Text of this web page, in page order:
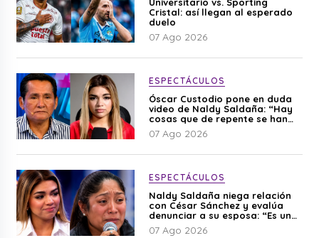
Universitario vs. Sporting
Cristal: así llegan al esperado
duelo
07 Ago 2026
ESPECTÁCULOS
Óscar Custodio pone en duda
video de Naldy Saldaña: “Hay
cosas que de repente se han
editado”
07 Ago 2026
ESPECTÁCULOS
Naldy Saldaña niega relación
con César Sánchez y evalúa
denunciar a su esposa: “Es una
difamación”
07 Ago 2026